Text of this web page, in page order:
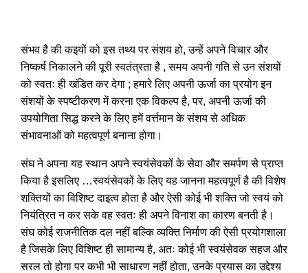
संभव है की कइयों को इस तथ्य पर संशय हो, उन्हें अपने विचार और
निष्कर्ष निकालने की पूरी स्वतंत्रता है , समय अपनी गति से उन संशयों
को स्वतः ही खंडित कर देगा ; हमारे लिए अपनी ऊर्जा का प्रयोग इन
संशयों के स्पष्टीकरण में करना एक विकल्प है, पर, अपनी ऊर्जा की
उपयोगिता सिद्ध करने के लिए हमें वर्त्तमान के संशय से अधिक
संभावनाओं को महत्वपूर्ण बनाना होगा।
संघ ने अपना यह स्थान अपने स्वयंसेवकों के सेवा और समर्पण से प्राप्त
किया है इसलिए …स्वयंसेवकों के लिए यह जानना महत्वपूर्ण है की विशेष
शक्तियों का विशिष्ट दाइत्व होता है और ऐसी कोई भी शक्ति जो स्वयं को
नियंत्रित न कर सके वह स्वतः ही अपने विनाश का कारण बनती है।
संघ कोई राजनीतिक दल नहीं बल्कि व्यक्ति निर्माण की ऐसी प्रयोगशाला
है जिसके लिए विशिष्ट ही सामान्य है, अतः कोई भी स्वयंसेवक सहज और
सरल तो होगा पर कभी भी साधारण नहीं होता, उनके प्रयास का उद्देश्य